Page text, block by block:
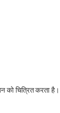
को चित्रित करता है।